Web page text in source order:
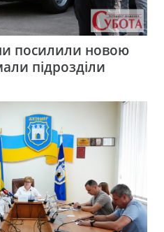
посилили новою
підрозділи